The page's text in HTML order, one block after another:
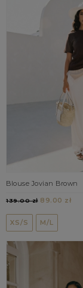
Blouse Jovian Brown
139.00 zł89.00 zł
XS/S M/L